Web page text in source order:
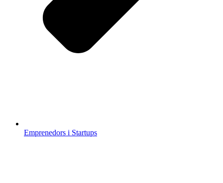
Emprenedors i Startups